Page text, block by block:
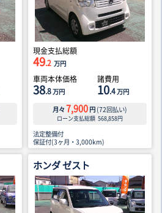
現金支払総額
49.2 万円
車両本体価格
38.8万円
諸費用
10.4万円
月々 7,900 円 (72回払い)
ローン支払総額 568,858円
法定整備付
保証付(3ヶ月・3,000km)
ホンダ ゼスト